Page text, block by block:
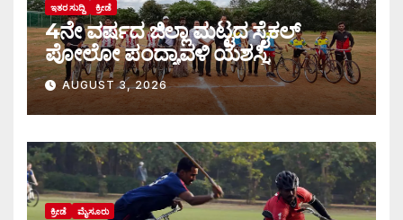
ಇತರ ಸುದ್ದಿ ಕ್ರೀಡೆ
4ನೇ ವರ್ಷದ ಜಿಲ್ಲಾ ಮಟ್ಟದ ಸೈಕಲ್
ಪೋಲೋ ಪಂದ್ಯಾವಳಿ ಯಶಸ್ವಿ
AUGUST 3, 2026
ಕ್ರೀಡೆ ಮೈಸೂರು